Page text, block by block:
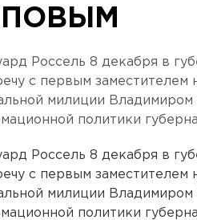
Россель 8 декабря в
с первым заместителем
милиции
политики
Россель 8 декабря в
с первым заместителем
милиции
политики